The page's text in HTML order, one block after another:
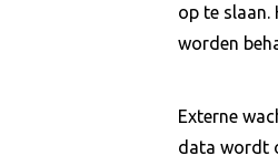
op te slaan.
worden
Externe
data wordt